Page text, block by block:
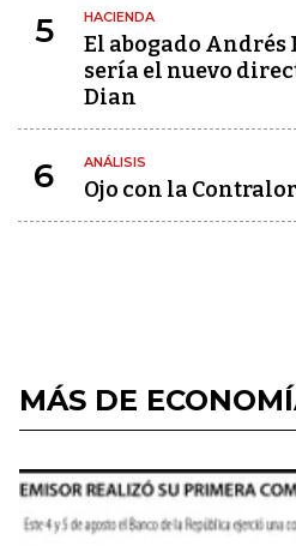
5 HACIENDA
El abogado Andrés
sería el nuevo
Dian
6 ANÁLISIS
Ojo con la
MÁS DE